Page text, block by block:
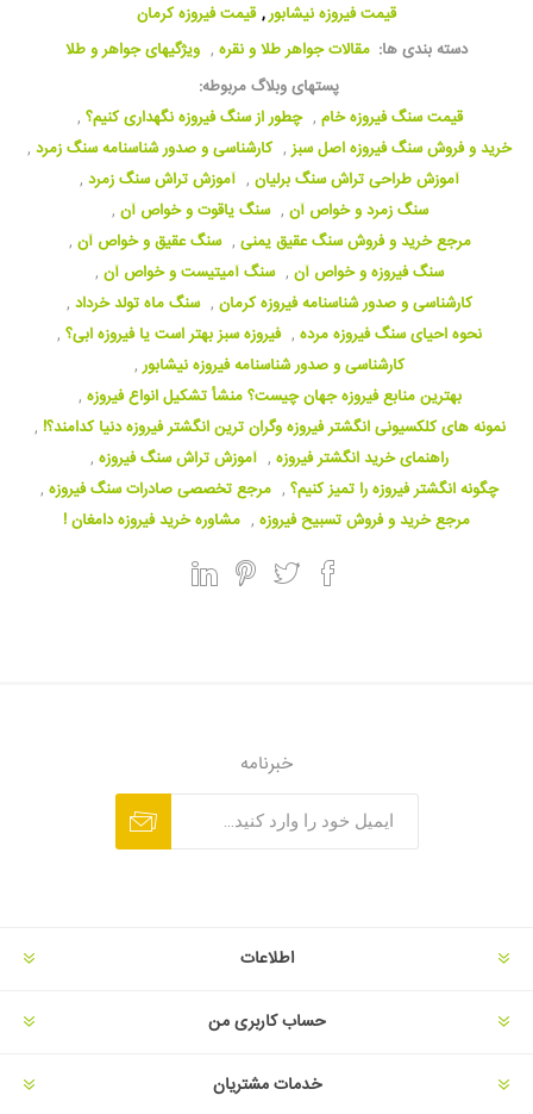
قیمت فیروزه نیشابور, قیمت فیروزه کرمان
دسته بندی ها: مقالات جواهر طلا و نقره , ویژگیهای جواهر و طلا
پستهای وبلاگ مربوطه:
قیمت سنگ فیروزه خام , چطور از سنگ فیروزه نگهداری کنیم؟ ,
خرید و فروش سنگ فیروزه اصل سبز , کارشناسی و صدور شناسنامه سنگ زمرد ,
آموزش طراحی تراش سنگ برلیان , آموزش تراش سنگ زمرد ,
سنگ زمرد و خواص آن , سنگ یاقوت و خواص آن ,
مرجع خرید و فروش سنگ عقیق یمنی , سنگ عقیق و خواص آن ,
سنگ فیروزه و خواص آن , سنگ آمیتیست و خواص آن ,
کارشناسی و صدور شناسنامه فیروزه کرمان , سنگ ماه تولد خرداد ,
نحوه احیای سنگ فیروزه مرده , فیروزه سبز بهتر است یا فیروزه ابی؟ ,
کارشناسی و صدور شناسنامه فیروزه نیشابور ,
بهترین منابع فیروزه جهان چیست؟ منشأ تشکیل انواع فیروزه ,
نمونه های کلکسیونی انگشتر فیروزه وگران ترین انگشتر فیروزه دنیا کدامند؟! ,
راهنمای خرید انگشتر فیروزه , آموزش تراش سنگ فیروزه ,
چگونه انگشتر فیروزه را تمیز کنیم؟ , مرجع تخصصی صادرات سنگ فیروزه ,
مرجع خرید و فروش تسبیح فیروزه , مشاوره خرید فیروزه دامغان !
خبرنامه
اطلاعات
حساب کاربری من
خدمات مشتریان